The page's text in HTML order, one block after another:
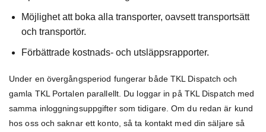
Möjlighet att boka alla transporter, oavsett transportsätt
och transportör.
Förbättrade kostnads- och utsläppsrapporter.
Under en övergångsperiod fungerar både TKL Dispatch och
gamla TKL Portalen parallellt. Du loggar in på TKL Dispatch med
samma inloggningsuppgifter som tidigare. Om du redan är kund
hos oss och saknar ett konto, så ta kontakt med din säljare så